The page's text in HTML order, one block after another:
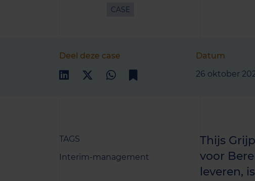
CASE
Deel deze case
Datum
26 oktober
TAGS
Interim-management
Thijs
voor
leveren,